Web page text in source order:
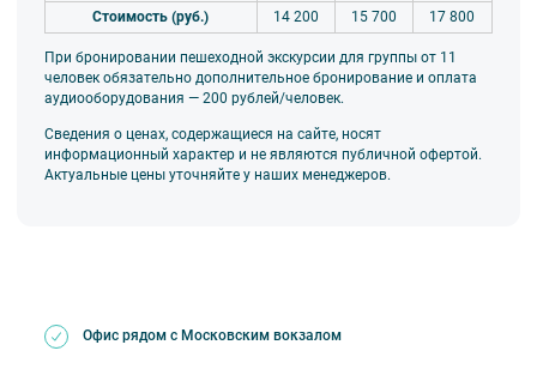
Стоимость (руб.)
14 200 15 700 17 800
При бронировании пешеходной экскурсии для группы от 11
человек обязательно дополнительное бронирование и оплата
аудиооборудования — 200 рублей/человек.
Сведения о ценах, содержащиеся на сайте, носят
информационный характер и не являются публичной офертой.
Актуальные цены уточняйте у наших менеджеров.
Офис рядом с Московским вокзалом